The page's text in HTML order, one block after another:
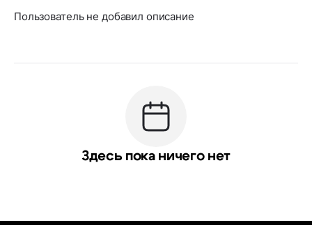
Пользователь не добавил описание
Здесь пока ничего нет